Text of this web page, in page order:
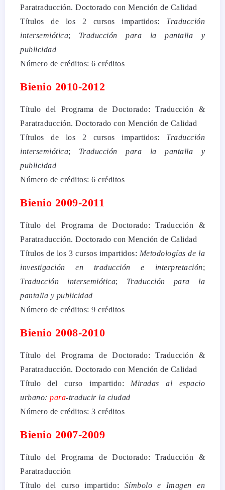
Paratraducción. Doctorado con Mención de Calidad
Títulos de los 2 cursos impartidos: Traducción
intersemiótica; Traducción para la pantalla y
publicidad
Número de créditos: 6 créditos
Bienio 2010-2012
Título del Programa de Doctorado: Traducción &
Paratraducción. Doctorado con Mención de Calidad
Títulos de los 2 cursos impartidos: Traducción
intersemiótica; Traducción para la pantalla y
publicidad
Número de créditos: 6 créditos
Bienio 2009-2011
Título del Programa de Doctorado: Traducción &
Paratraducción. Doctorado con Mención de Calidad
Títulos de los 3 cursos impartidos: Metodologías de la
investigación en traducción e interpretación;
Traducción intersemiótica; Traducción para la
pantalla y publicidad
Número de créditos: 9 créditos
Bienio 2008-2010
Título del Programa de Doctorado: Traducción &
Paratraducción. Doctorado con Mención de Calidad
Título del curso impartido: Miradas al espacio
urbano: para-traducir la ciudad
Número de créditos: 3 créditos
Bienio 2007-2009
Título del Programa de Doctorado: Traducción &
Paratraducción
Título del curso impartido: Símbolo e Imagen en